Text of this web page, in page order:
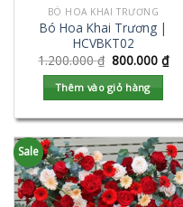
BÓ HOA KHAI TRƯƠNG
Bó Hoa Khai Trương |
HCVBKT02
1.200.000₫ 800.000₫
Thêm vào giỏ hàng
Sale